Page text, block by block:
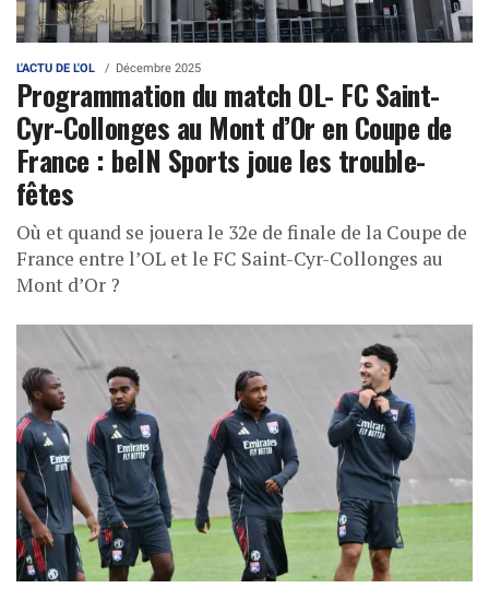
L'ACTU DE L'OL Décembre 2025
Programmation du match OL- FC Saint-
Cyr-Collonges au Mont d’Or en Coupe de
France : beIN Sports joue les trouble-
fêtes
Où et quand se jouera le 32e de finale de la Coupe de
France entre l’OL et le FC Saint-Cyr-Collonges au
Mont d’Or ?